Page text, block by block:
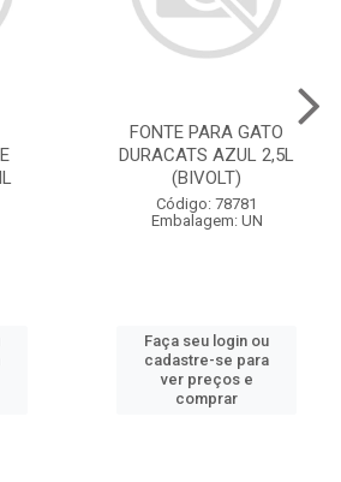
FONTE PARA GATO
DURACATS AZUL 2,5L
(BIVOLT)
Código: 78781
Embalagem: UN
Faça seu login ou
cadastre-se para
ver preços e
comprar